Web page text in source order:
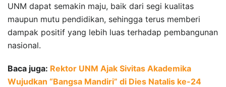
UNM dapat semakin maju, baik dari segi kualitas
maupun mutu pendidikan, sehingga terus memberi
dampak positif yang lebih luas terhadap pembangunan
nasional.
Baca juga: Rektor UNM Ajak Sivitas Akademika
Wujudkan “Bangsa Mandiri” di Dies Natalis ke-24